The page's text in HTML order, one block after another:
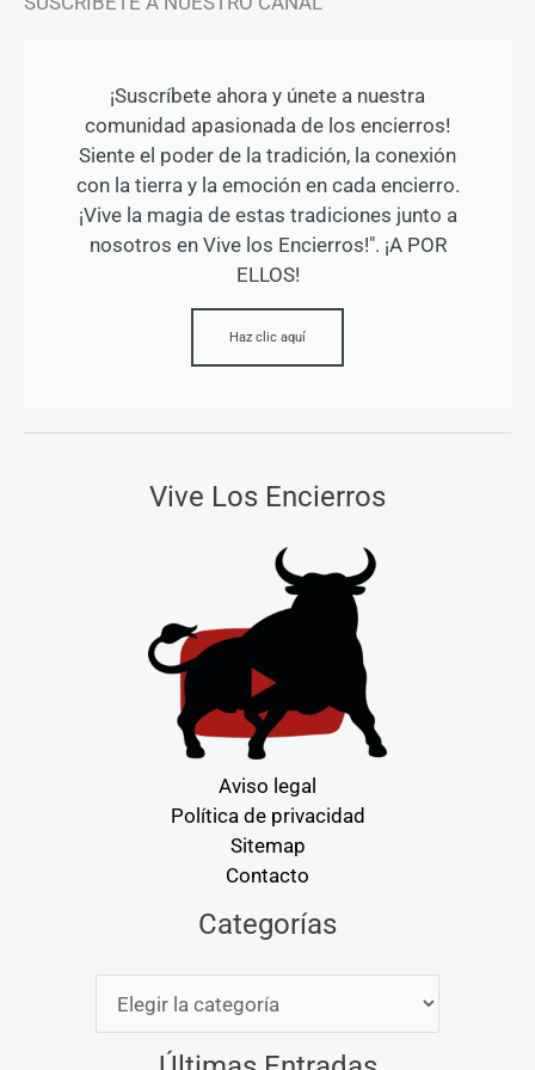
¡Suscríbete ahora y únete a nuestra
comunidad apasionada de los encierros!
Siente el poder de la tradición, la conexión
con la tierra y la emoción en cada encierro.
¡Vive la magia de estas tradiciones junto a
nosotros en Vive los Encierros!". ¡A POR
ELLOS!
Haz clic aquí
Vive Los Encierros
Aviso legal
Política de privacidad
Sitemap
Contacto
Categorías